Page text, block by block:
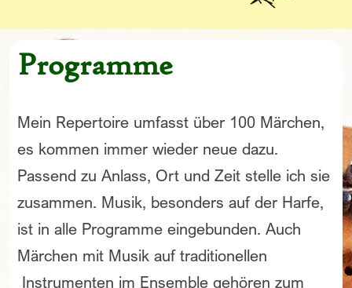
Programme
Mein Repertoire umfasst über 100 Märchen,
es kommen immer wieder neue dazu.
Passend zu Anlass, Ort und Zeit stelle ich sie
zusammen. Musik, besonders auf der Harfe,
ist in alle Programme eingebunden. Auch
Märchen mit Musik auf traditionellen
Instrumenten im Ensemble gehören zum